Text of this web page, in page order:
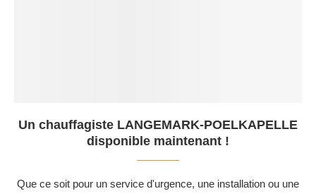
Un chauffagiste LANGEMARK-POELKAPELLE
disponible maintenant !
Que ce soit pour un service d'urgence, une installation ou une